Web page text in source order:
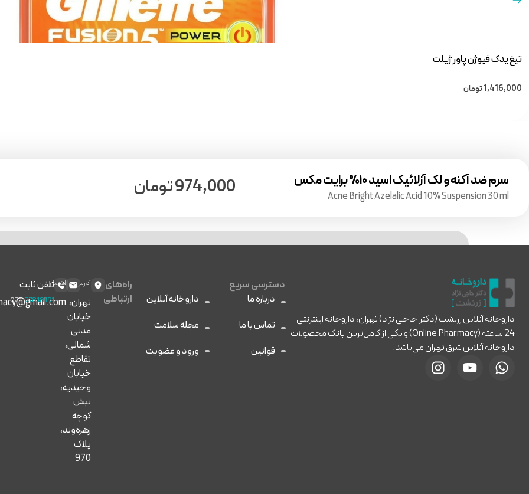
تیغ یدک فیوژن پاور ژیلت
1,416,000تومان
974,000تومان سرم ضد آکنه و لک آزلائیک اسید ۱۰% برایت مکس
Acne Bright Azelalic Acid 10% Suspension 30 ml
داروخانه آنلاین زرتشت (دکتر حاجی نژاد) تهران، داروخانه اینترنتی
24 ساعته (Online Pharmacy) و یکی از کامل‌ترین بانک محصولات
داروخانه آنلاین شرق تهران می‌باشد.
دسترسی سریع
درباره ما
تماس با ما
قوانین
داروخانه آنلاین
مجله سلامت
ورود و عضویت
راه‌های
ارتباطی
آدرس
تهران،
خیابان
مدنی
شمالی،
تقاطع
خیابان
وحیدیه،
نبش
کوچه
زهره‌وند،
پلاک
970
ایمیلتلفن ثابت
021-77818191